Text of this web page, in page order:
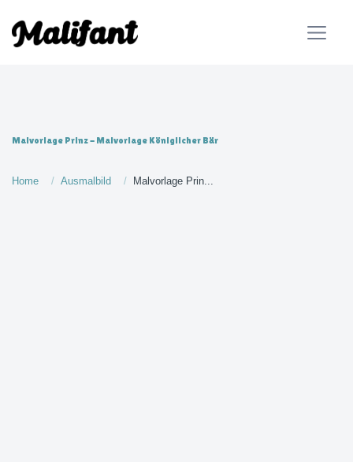
Malvorlage Prinz - Malvorlage Königlicher Bär
Home Ausmalbild Malvorlage Prin...